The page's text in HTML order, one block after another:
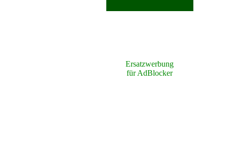
Ersatzwerbung
für AdBlocker